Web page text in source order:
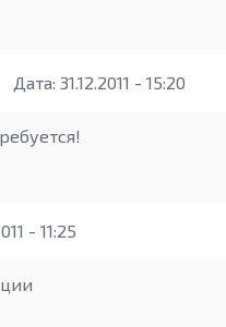
Дата: 31.12.2011 - 15:20
- 11:25